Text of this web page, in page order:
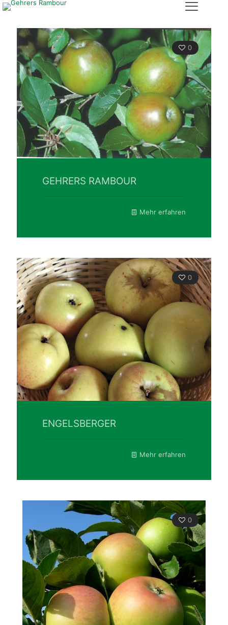
0
GEHRERS RAMBOUR
Mehr erfahren
0
ENGELSBERGER
Mehr erfahren
0